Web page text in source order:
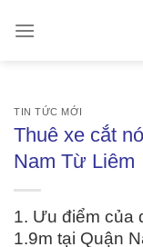
TIN TỨC MỚI
Thuê xe cắt
Nam Từ Liêm
1. Ưu điểm của
1.9m tại Quận